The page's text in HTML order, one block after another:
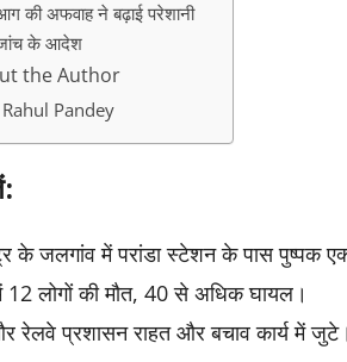
की अफवाह ने बढ़ाई परेशानी
के आदेश
the Author
Rahul Pandey
के जलगांव में परांडा स्टेशन के पास पुष्पक
12 लोगों की मौत, 40 से अधिक घायल।
रेलवे प्रशासन राहत और बचाव कार्य में जुटे।